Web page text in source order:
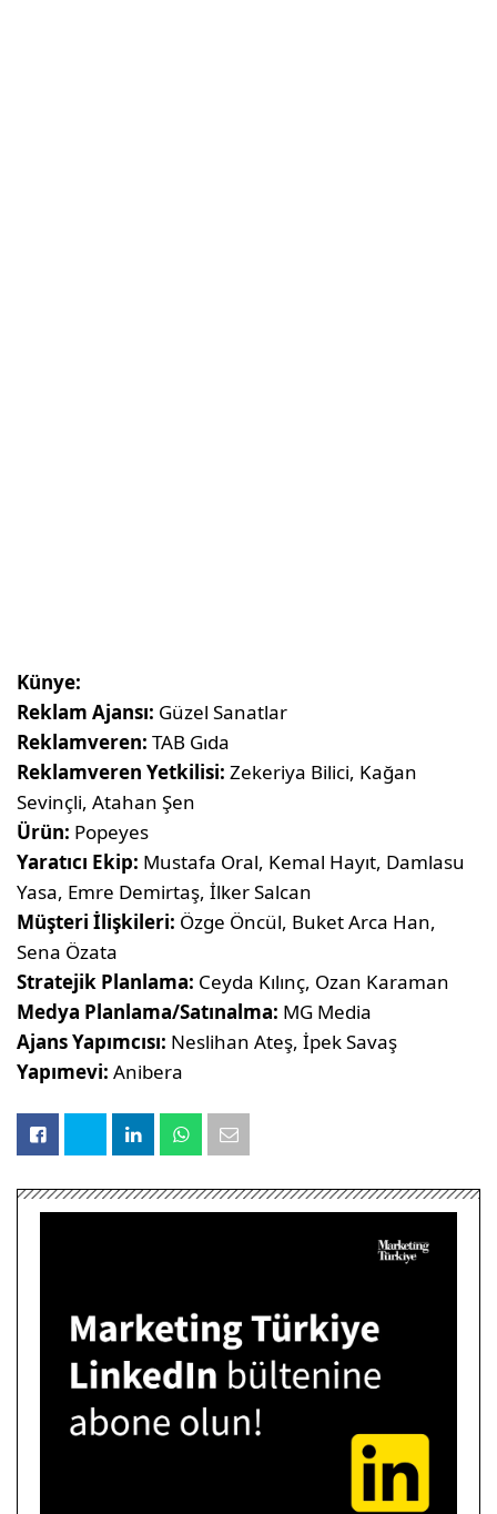
Künye:
Reklam Ajansı: Güzel Sanatlar
Reklamveren: TAB Gıda
Reklamveren Yetkilisi: Zekeriya Bilici, Kağan
Sevinçli, Atahan Şen
Ürün: Popeyes
Yaratıcı Ekip: Mustafa Oral, Kemal Hayıt, Damlasu
Yasa, Emre Demirtaş, İlker Salcan
Müşteri İlişkileri: Özge Öncül, Buket Arca Han,
Sena Özata
Stratejik Planlama: Ceyda Kılınç, Ozan Karaman
Medya Planlama/Satınalma: MG Media
Ajans Yapımcısı: Neslihan Ateş, İpek Savaş
Yapımevi: Anibera